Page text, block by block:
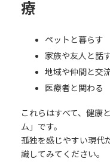
療
ペットと暮らす
家族や友人と話
地域や仲間と交
医療者と関わる
これらはすべて、健康
ム」です。
孤独を感じやすい現代
識してみてください。